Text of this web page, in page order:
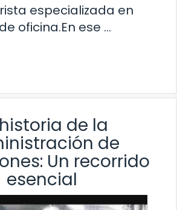
especializada en
oficina.En ese …
de la
de
Un recorrido
esencial